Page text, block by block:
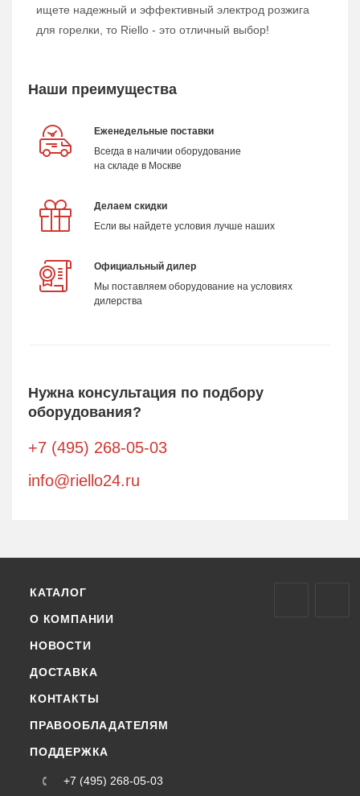
ищете надежный и эффективный электрод розжига
для горелки, то Riello - это отличный выбор!
Наши преимущества
Еженедельные поставки
Всегда в наличии оборудование
на складе в Москве
Делаем скидки
Если вы найдете условия лучше наших
Официальный дилер
Мы поставляем оборудование на условиях
дилерства
Нужна консультация по подбору
оборудования?
+7 (495) 268-05-03
info@riello24.ru
КАТАЛОГ
О КОМПАНИИ
НОВОСТИ
ДОСТАВКА
КОНТАКТЫ
ПРАВООБЛАДАТЕЛЯМ
ПОДДЕРЖКА
+7 (495) 268-05-03